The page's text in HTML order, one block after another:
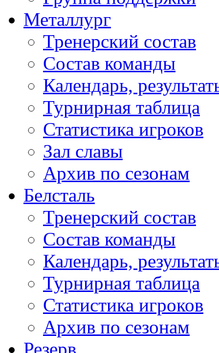
Металлург
Тренерский состав
Состав команды
Календарь,
Турнирная таблица
Статистика игроков
Зал славы
Архив по сезонам
Белсталь
Тренерский состав
Состав команды
Календарь,
Турнирная таблица
Статистика игроков
Архив по сезонам
Резерв